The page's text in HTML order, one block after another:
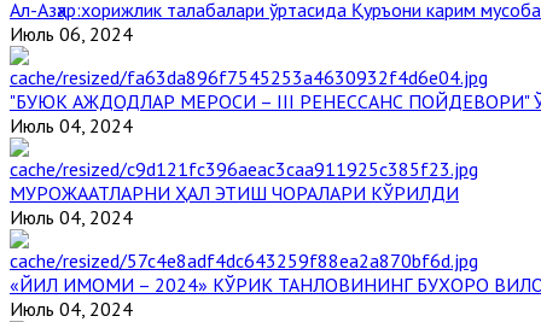
Aл-Aзҳар:хорижлик талабалари ўртасида Қуръони карим
Июль 06, 2024
"БУЮК АЖДОДЛАР МЕРОСИ – III РЕНЕССАНС
Июль 04, 2024
МУРОЖААТЛАРНИ ҲАЛ ЭТИШ ЧОРАЛАРИ КЎРИЛДИ
Июль 04, 2024
«ЙИЛ ИМОМИ – 2024» КЎРИК ТАНЛОВИНИНГ БУХОРО
Июль 04, 2024